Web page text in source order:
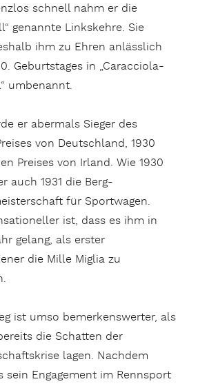
schnell nahm er die
genannte Linkskehre. Sie
ihm zu Ehren anlässlich
Geburtstages in „Caracciola-
umbenannt.
er abermals Sieger des
von Deutschland, 1930
Preises von Irland. Wie 1930
auch 1931 die Berg-
für Sportwagen.
ist, dass es ihm in
gelang, als erster
die Mille Miglia zu
ist umso bemerkenswerter, als
die Schatten der
lagen. Nachdem
sein Engagement im Rennsport